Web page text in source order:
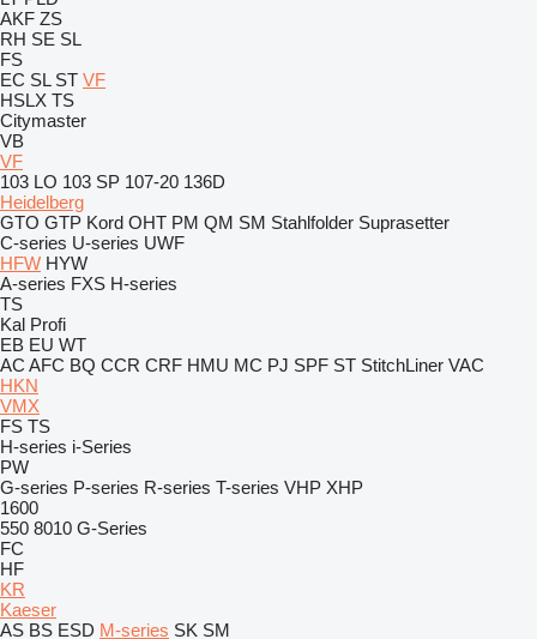
AKF ZS
RH SE SL
FS
EC SL ST VF
HSLX TS
Citymaster
VB
VF
103 LO 103 SP 107-20 136D
Heidelberg
GTO GTP Kord OHT PM QM SM Stahlfolder Suprasetter
C-series U-series UWF
HFW HYW
A-series FXS H-series
TS
Kal Profi
EB EU WT
AC AFC BQ CCR CRF HMU MC PJ SPF ST StitchLiner VAC
HKN
VMX
FS TS
H-series i-Series
PW
G-series P-series R-series T-series VHP XHP
1600
550 8010 G-Series
FC
HF
KR
Kaeser
AS BS ESD M-series SK SM